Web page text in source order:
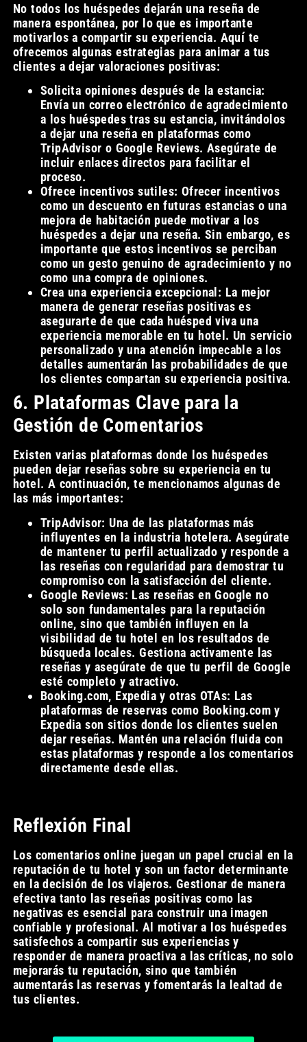
No todos los huéspedes dejarán una reseña de
manera espontánea, por lo que es importante
motivarlos a compartir su experiencia. Aquí te
ofrecemos algunas estrategias para animar a tus
clientes a dejar valoraciones positivas:
Solicita opiniones después de la estancia:
Envía un correo electrónico de agradecimiento
a los huéspedes tras su estancia, invitándolos
a dejar una reseña en plataformas como
TripAdvisor o Google Reviews. Asegúrate de
incluir enlaces directos para facilitar el
proceso.
Ofrece incentivos sutiles: Ofrecer incentivos
como un descuento en futuras estancias o una
mejora de habitación puede motivar a los
huéspedes a dejar una reseña. Sin embargo, es
importante que estos incentivos se perciban
como un gesto genuino de agradecimiento y no
como una compra de opiniones.
Crea una experiencia excepcional: La mejor
manera de generar reseñas positivas es
asegurarte de que cada huésped viva una
experiencia memorable en tu hotel. Un servicio
personalizado y una atención impecable a los
detalles aumentarán las probabilidades de que
los clientes compartan su experiencia positiva.
6. Plataformas Clave para la
Gestión de Comentarios
Existen varias plataformas donde los huéspedes
pueden dejar reseñas sobre su experiencia en tu
hotel. A continuación, te mencionamos algunas de
las más importantes:
TripAdvisor: Una de las plataformas más
influyentes en la industria hotelera. Asegúrate
de mantener tu perfil actualizado y responde a
las reseñas con regularidad para demostrar tu
compromiso con la satisfacción del cliente.
Google Reviews: Las reseñas en Google no
solo son fundamentales para la reputación
online, sino que también influyen en la
visibilidad de tu hotel en los resultados de
búsqueda locales. Gestiona activamente las
reseñas y asegúrate de que tu perfil de Google
esté completo y atractivo.
Booking.com, Expedia y otras OTAs: Las
plataformas de reservas como Booking.com y
Expedia son sitios donde los clientes suelen
dejar reseñas. Mantén una relación fluida con
estas plataformas y responde a los comentarios
directamente desde ellas.
Reflexión Final
Los comentarios online juegan un papel crucial en la
reputación de tu hotel y son un factor determinante
en la decisión de los viajeros. Gestionar de manera
efectiva tanto las reseñas positivas como las
negativas es esencial para construir una imagen
confiable y profesional. Al motivar a los huéspedes
satisfechos a compartir sus experiencias y
responder de manera proactiva a las críticas, no solo
mejorarás tu reputación, sino que también
aumentarás las reservas y fomentarás la lealtad de
tus clientes.